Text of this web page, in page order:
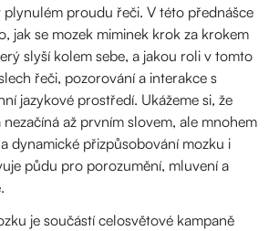
plynulém proudu řeči. V této přednášce
jak se mozek miminek krok za krokem
slyší kolem sebe, a jakou roli v tomto
řeči, pozorování a interakce s
jazykové prostředí. Ukážeme si, že
až prvním slovem, ale mnohem
dynamické přizpůsobování mozku i
půdu pro porozumění, mluvení a
je součástí celosvětové kampaně